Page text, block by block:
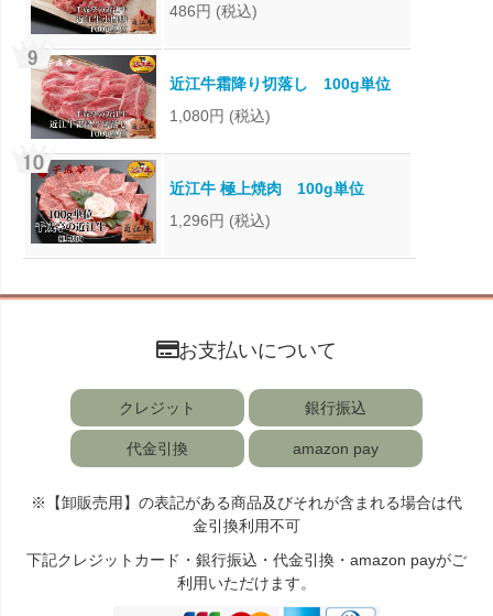
486円 (税込)
近江牛霜降り切落し 100g単位
1,080円 (税込)
近江牛 極上焼肉 100g単位
1,296円 (税込)
お支払いについて
クレジット 銀行振込
代金引換 amazon pay
※【卸販売用】の表記がある商品及びそれが含まれる場合は代
金引換利用不可
下記クレジットカード・銀行振込・代金引換・amazon payがご
利用いただけます。